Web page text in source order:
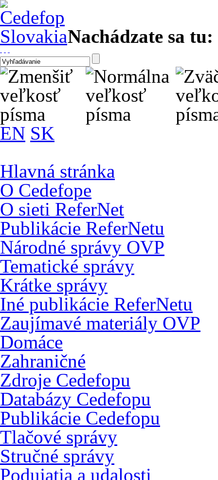
Nachádzate sa tu:
EN SK
Hlavná stránka
O Cedefope
O sieti ReferNet
Publikácie ReferNetu
Národné správy OVP
Tematické správy
Krátke správy
Iné publikácie ReferNetu
Zaujímavé materiály OVP
Domáce
Zahraničné
Zdroje Cedefopu
Databázy Cedefopu
Publikácie Cedefopu
Tlačové správy
Stručné správy
Podujatia a udalosti